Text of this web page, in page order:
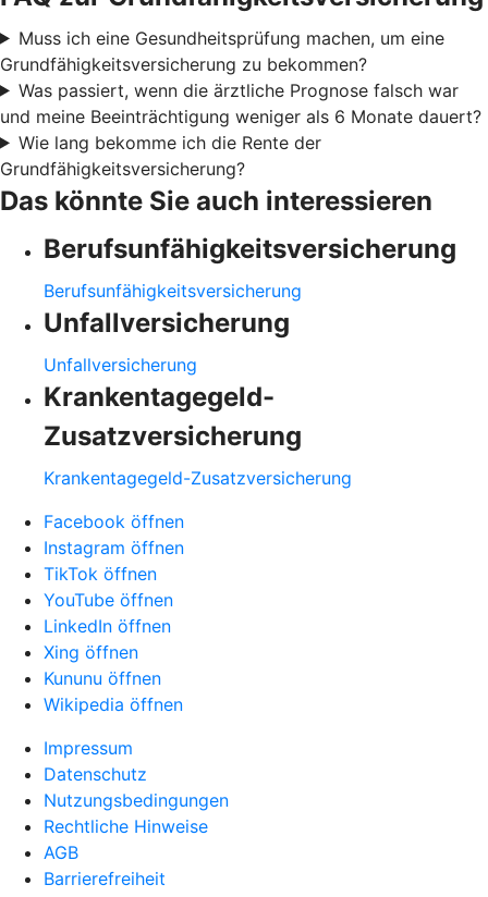
Muss ich eine Gesundheitsprüfung machen, um eine
Grundfähigkeitsversicherung zu bekommen?
Was passiert, wenn die ärztliche Prognose falsch war
und meine Beeinträchtigung weniger als 6 Monate dauert?
Wie lang bekomme ich die Rente der
Grundfähigkeitsversicherung?
Das könnte Sie auch interessieren
Berufsunfähigkeitsversicherung
Berufsunfähigkeitsversicherung
Unfallversicherung
Unfallversicherung
Krankentagegeld-
Zusatzversicherung
Krankentagegeld-Zusatzversicherung
Facebook öffnen
Instagram öffnen
TikTok öffnen
YouTube öffnen
LinkedIn öffnen
Xing öffnen
Kununu öffnen
Wikipedia öffnen
Impressum
Datenschutz
Nutzungsbedingungen
Rechtliche Hinweise
AGB
Barrierefreiheit